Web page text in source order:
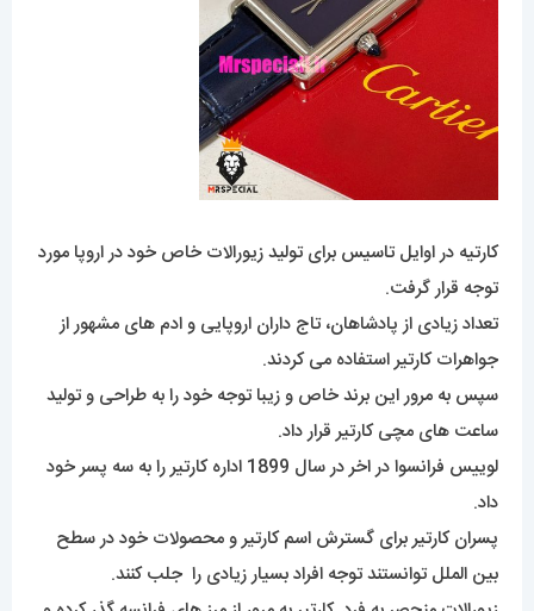
کارتیه در اوایل تاسیس برای تولید زیورالات خاص خود در اروپا مورد
توجه قرار گرفت.
تعداد زیادی از پادشاهان، تاج داران اروپایی و ادم های مشهور از
جواهرات کارتیر استفاده می کردند.
سپس به مرور این برند خاص و زیبا توجه خود را به طراحی و تولید
ساعت های مچی کارتیر قرار داد.
لوییس فرانسوا در اخر در سال 1899 اداره کارتیر را به سه پسر خود
داد.
پسران کارتیر برای گسترش اسم کارتیر و محصولات خود در سطح
بین الملل توانستند توجه افراد بسیار زیادی را جلب کنند.